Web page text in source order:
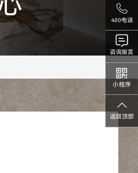
400电话
咨询留言
小程序
返回顶部